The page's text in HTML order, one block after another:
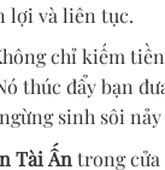
lợi và liên tục.
chỉ kiếm
thúc đẩy bạn
sinh sôi nảy
Tài Ấn trong cửa